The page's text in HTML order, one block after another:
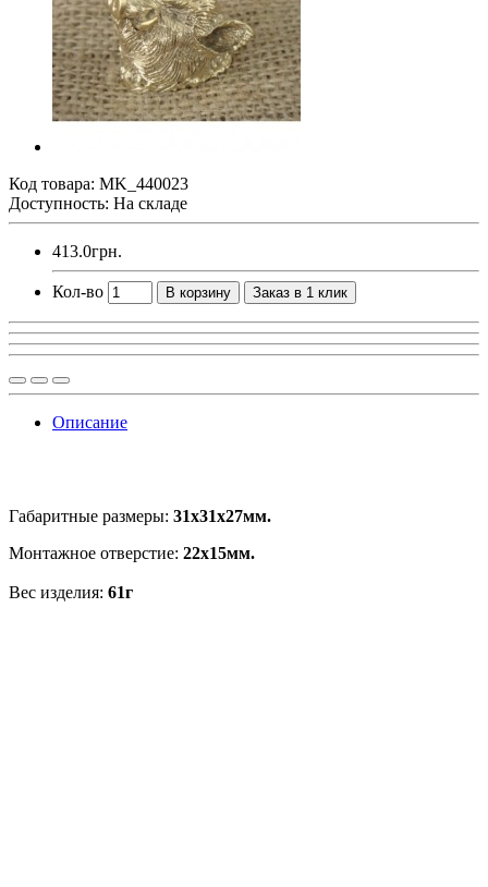
Код товара: MK_440023
Доступность: На складе
413.0грн.
Кол-во В корзину Заказ в 1 клик
Описание
Габаритные размеры: 31х31х27мм.
Монтажное отверстие: 22x15мм.
Вес изделия: 61г